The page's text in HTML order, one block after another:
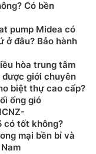
Có bền
pump Midea có
ở đâu? Bảo hành
hòa trung tâm
được giới chuyên
biệt thự cao cấp?
ống gió
có tốt không?
mại bền bỉ và